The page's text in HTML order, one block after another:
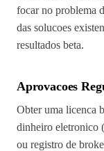
focar no problema
das solucoes
resultados beta.
Aprovacoes
Obter uma licenca
dinheiro eletronico
ou registro de